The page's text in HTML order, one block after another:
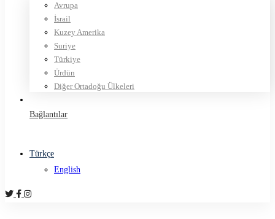
Avrupa
İsrail
Kuzey Amerika
Suriye
Türkiye
Ürdün
Diğer Ortadoğu Ülkeleri
Bağlantılar
Türkçe
English